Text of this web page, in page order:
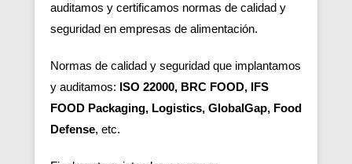
auditamos y certificamos normas de calidad y
seguridad en empresas de alimentación.
Normas de calidad y seguridad que implantamos
y auditamos: ISO 22000, BRC FOOD, IFS
FOOD Packaging, Logistics, GlobalGap, Food
Defense, etc.